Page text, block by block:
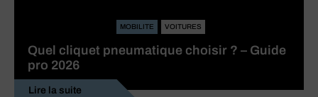
MOBILITE VOITURES
Quel cliquet pneumatique choisir ? – Guide
pro 2026
Lire la suite